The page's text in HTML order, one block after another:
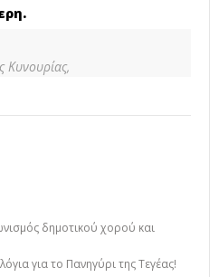
Κυνουρίας,
δημοτικού χορού και
για το Πανηγύρι της Τεγέας!